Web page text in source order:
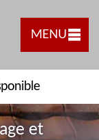
MENU
et